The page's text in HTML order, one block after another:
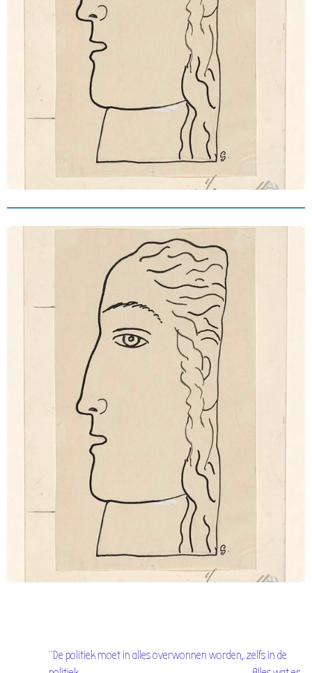
"De politiek moet in alles overwonnen worden, zelfs in de